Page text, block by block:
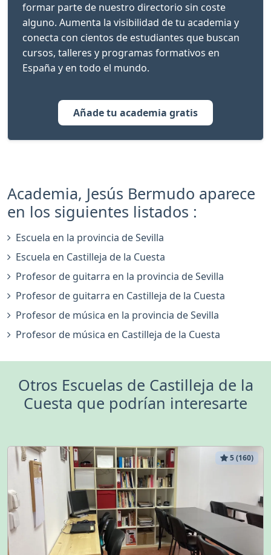
formar parte de nuestro directorio sin coste
alguno. Aumenta la visibilidad de tu academia y
conecta con cientos de estudiantes que buscan
cursos, talleres y programas formativos en
España y en todo el mundo.
Añade tu academia gratis
Academia, Jesús Bermudo aparece
en los siguientes listados :
Escuela en la provincia de Sevilla
Escuela en Castilleja de la Cuesta
Profesor de guitarra en la provincia de Sevilla
Profesor de guitarra en Castilleja de la Cuesta
Profesor de música en la provincia de Sevilla
Profesor de música en Castilleja de la Cuesta
Otros Escuelas de Castilleja de la
Cuesta que podrían interesarte
5 (160)